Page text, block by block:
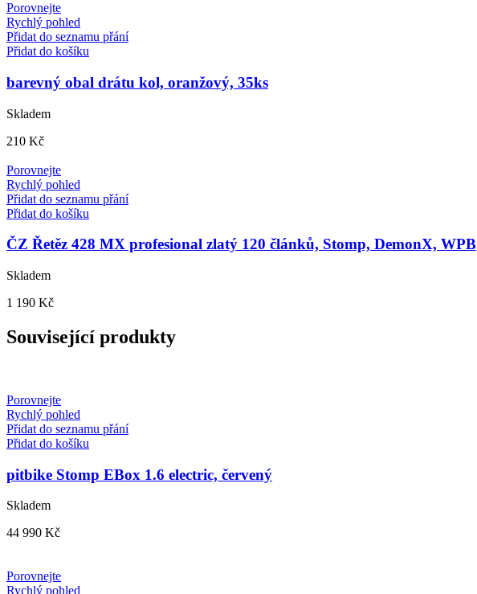
Porovnejte
Rychlý pohled
Přidat do seznamu přání
Přidat do košíku
barevný obal drátu kol, oranžový, 35ks
Skladem
210 Kč
Porovnejte
Rychlý pohled
Přidat do seznamu přání
Přidat do košíku
ČZ Řetěz 428 MX profesional zlatý 120 článků, Stomp, DemonX, WPB
Skladem
1 190 Kč
Související produkty
Porovnejte
Rychlý pohled
Přidat do seznamu přání
Přidat do košíku
pitbike Stomp EBox 1.6 electric, červený
Skladem
44 990 Kč
Porovnejte
Rychlý pohled